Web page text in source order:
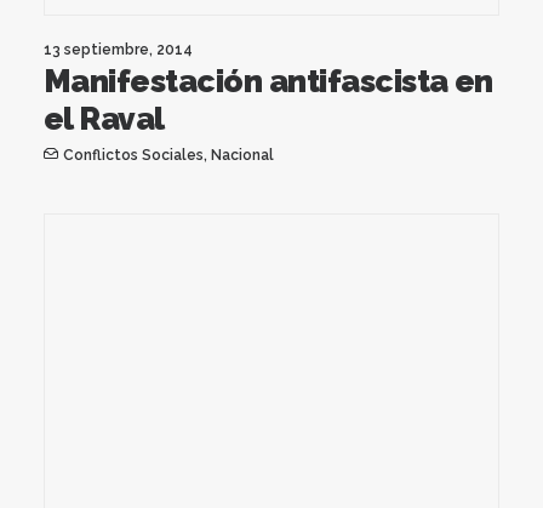
13 septiembre, 2014
Manifestación antifascista en
el Raval
Conflictos Sociales, Nacional